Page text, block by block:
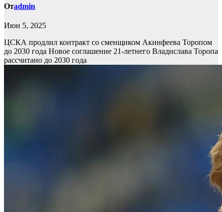
Отadmin
Июн 5, 2025
ЦСКА продлил контракт со сменщиком Акинфеева Торопом
до 2030 года Новое соглашение 21-летнего Владислава Торопа
рассчитано до 2030 года